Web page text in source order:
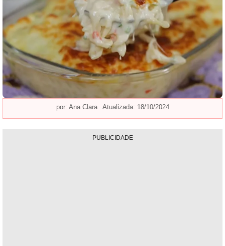
por: Ana Clara Atualizada: 18/10/2024
PUBLICIDADE